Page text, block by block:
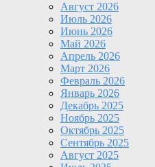
Август 2026
Июль 2026
Июнь 2026
Май 2026
Апрель 2026
Март 2026
Февраль 2026
Январь 2026
Декабрь 2025
Ноябрь 2025
Октябрь 2025
Сентябрь 2025
Август 2025